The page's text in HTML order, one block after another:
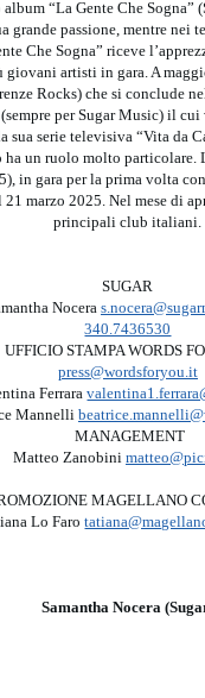
“La Gente Che
grande passione, mentre
Che Sogna” riceve
giovani artisti in gara. A
Rocks) che si conclude
per Sugar Music) il
sua serie televisiva “Vita da
un ruolo molto
in gara per la prima volta
marzo 2025. Nel mese di
principali club italiani.
SUGAR
Nocera
340.7436530
UFFICIO STAMPA WORDS
press@wordsforyou.it
Ferrara
Mannelli
MANAGEMENT
Matteo Zanobini
MAGELLANO
Lo Faro
Samantha Nocera